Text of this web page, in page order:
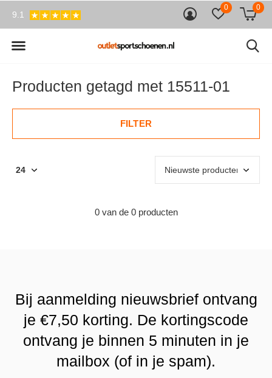
0 0
9.1
Producten getagd met 15511-01
FILTER
0 van de 0 producten
Bij aanmelding nieuwsbrief ontvang
je €7,50 korting. De kortingscode
ontvang je binnen 5 minuten in je
mailbox (of in je spam).